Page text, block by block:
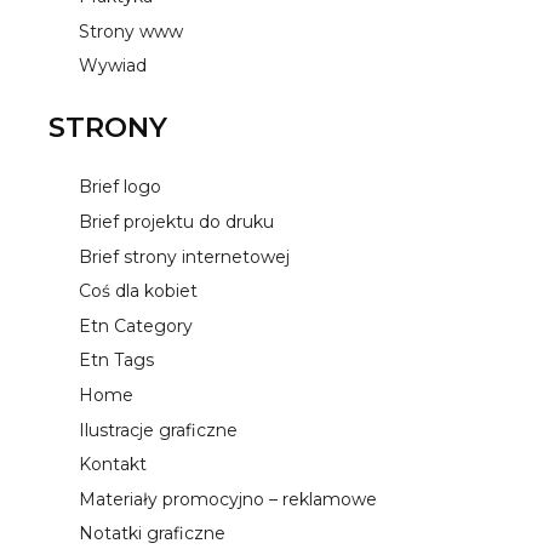
Strony www
Wywiad
STRONY
Brief logo
Brief projektu do druku
Brief strony internetowej
Coś dla kobiet
Etn Category
Etn Tags
Home
Ilustracje graficzne
Kontakt
Materiały promocyjno – reklamowe
Notatki graficzne